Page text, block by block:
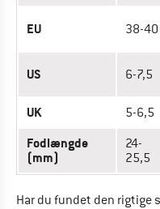
EU 38-40
US 6-7,5
UK 5-6,5
Fodlængde
(mm)
24-
25,5
Har du fundet den rigtige